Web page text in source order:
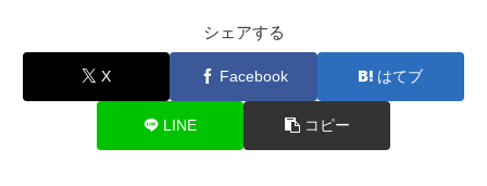
シェアする
X Facebook はてブ
LINE コピー